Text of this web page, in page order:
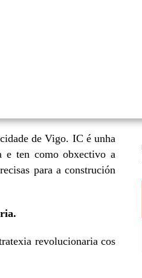
de Vigo. IC é unha
e ten como obxectivo a
para a construción
revolucionaria cos